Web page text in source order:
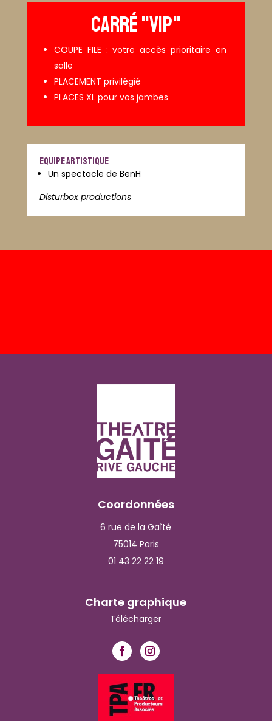
CARRÉ "VIP"
COUPE FILE : votre accès prioritaire en
salle
PLACEMENT privilégié
PLACES XL pour vos jambes
EQUIPE ARTISTIQUE
Un spectacle de BenH
Disturbox productions
Coordonnées
6 rue de la Gaîté
75014 Paris
01 43 22 22 19
Charte graphique
Télécharger